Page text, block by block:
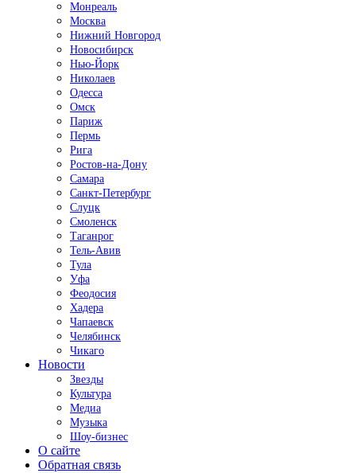
Монреаль
Москва
Нижний Новгород
Новосибирск
Нью-Йорк
Николаев
Одесса
Омск
Париж
Пермь
Рига
Ростов-на-Дону
Самара
Санкт-Петербург
Слуцк
Смоленск
Таганрог
Тель-Авив
Тула
Уфа
Феодосия
Хадера
Чапаевск
Челябинск
Чикаго
Новости
Звезды
Культура
Медиа
Музыка
Шоу-бизнес
О сайте
Обратная связь